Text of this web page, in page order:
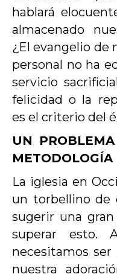
hablará
almacenado
¿El evangelio de
personal no ha
servicio
felicidad o la
es el criterio del
UN
METODOLOGÍA
La iglesia en
un torbellino de
sugerir una
superar esto.
necesitamos ser
nuestra